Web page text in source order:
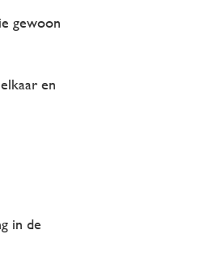
gewoon
en
in de